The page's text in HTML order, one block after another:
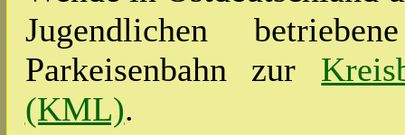
Jugendlichen
Parkeisenbahn zur
(KML).